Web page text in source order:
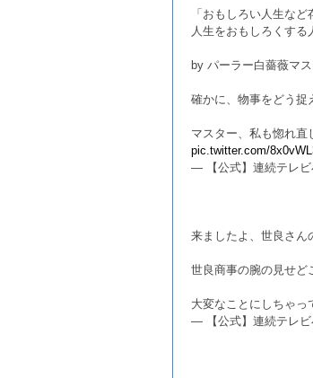
「おもしろい人生など
人生をおもしろくする
by パーラー白薔薇マ
確かに、物事をどう捉
マスター、私も惚れ直
pic.twitter.com/
— 【公式】連続テレビ
来ましたよ、世良さん
世良商事の腕の見せど
大変なことにしちゃっ
— 【公式】連続テレビ